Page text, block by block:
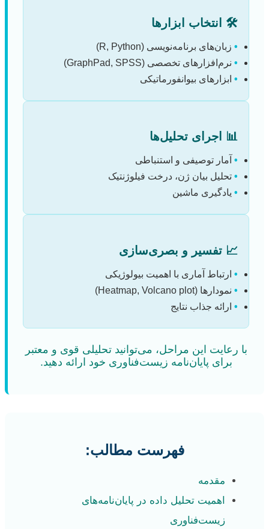
🛠️ انتخاب ابزارها
• زبان‌های برنامه‌نویسی (R, Python)
• نرم‌افزارهای تخصصی (GraphPad, SPSS)
• ابزارهای بیوانفورماتیکی
📊 اجرای تحلیل‌ها
• آمار توصیفی و استنباطی
• تحلیل بیان ژن، درخت فیلوژنتیک
• یادگیری ماشین
📈 تفسیر و بصری‌سازی
• ارتباط آماری با اهمیت بیولوژیکی
• نمودارها (Heatmap, Volcano plot)
• ارائه جذاب نتایج
با رعایت این مراحل، می‌توانید تحلیلی قوی و معتبر
برای پایان‌نامه زیست‌فناوری خود ارائه دهید.
فهرست مطالب:
مقدمه
اهمیت تحلیل داده در پایان‌نامه‌های
زیست‌فناوری